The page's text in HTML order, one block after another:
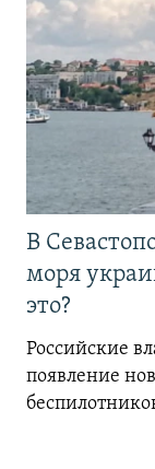
В
моря
это?
Российские
появление